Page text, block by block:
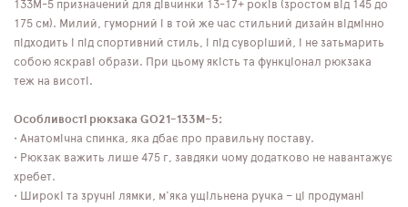
133M-5 призначений для дівчинки 13-17+ років (зростом від 145 до
175 см). Милий, гуморний і в той же час стильний дизайн відмінно
підходить і під спортивний стиль, і під суворіший, і не затьмарить
собою яскраві образи. При цьому якість та функціонал рюкзака
теж на висоті.
Особливості рюкзака GO21-133M-5:
• Анатомічна спинка, яка дбає про правильну поставу.
• Рюкзак важить лише 475 г, завдяки чому додатково не навантажує
хребет.
• Широкі та зручні лямки, м'яка ущільнена ручка – ці продумані